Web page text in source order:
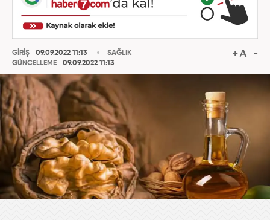
GİRİŞ
09.09.2022 11:13
GÜNCELLEME
09.09.2022 11:13
SAĞLIK